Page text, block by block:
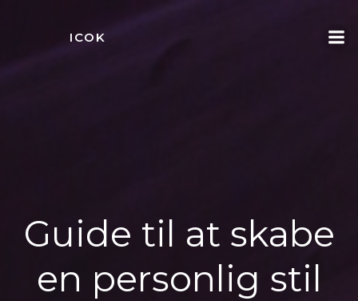
ICOK
Guide til at skabe
en personlig stil